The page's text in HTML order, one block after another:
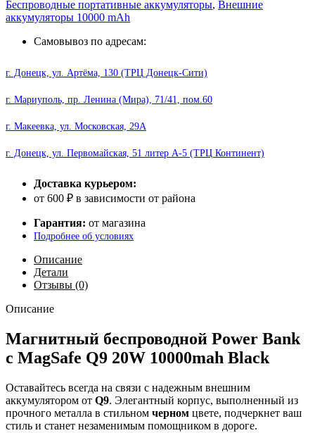
Bank
с
MagSafe
10000mah
Беспроводные портативные аккумуляторы, Внешние
аккумуляторы 10000 mAh
Самовывоз по адресам:
г. Донецк, ул. Артёма, 130 (ТРЦ Донецк-Сити)
г. Мариуполь, пр. Ленина (Мира), 71/41, пом.60
г. Макеевка, ул. Московская, 29А
г. Донецк, ул. Первомайская, 51 литер А-5 (ТРЦ Континент)
Доставка курьером:
от 600 ₽ в зависимости от района
Гарантия: от магазина
Подробнее об условиях
Описание
Детали
Отзывы (0)
Описание
Магнитный беспроводной Power Bank
с MagSafe Q9 20W 10000mah Black
Оставайтесь всегда на связи с надежным внешним
аккумулятором от Q9. Элегантный корпус, выполненный из
прочного металла в стильном черном цвете, подчеркнет ваш
стиль и станет незаменимым помощником в дороге.